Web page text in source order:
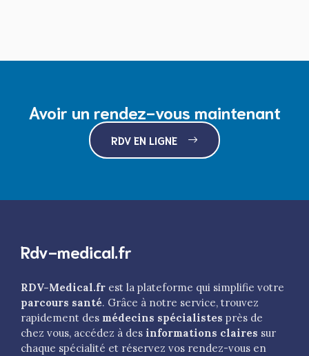
Avoir un rendez-vous maintenant
RDV EN LIGNE
Rdv-medical.fr
RDV-Medical.fr est la plateforme qui simplifie votre
parcours santé. Grâce à notre service, trouvez
rapidement des médecins spécialistes près de
chez vous, accédez à des informations claires sur
chaque spécialité et réservez vos rendez-vous en